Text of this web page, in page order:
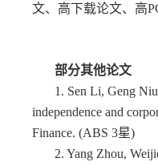
文、高下载论文、高
部分其他论文
1. Sen Li, Geng
independence and
Finance. (ABS 3星)
2. Yang Zhou,